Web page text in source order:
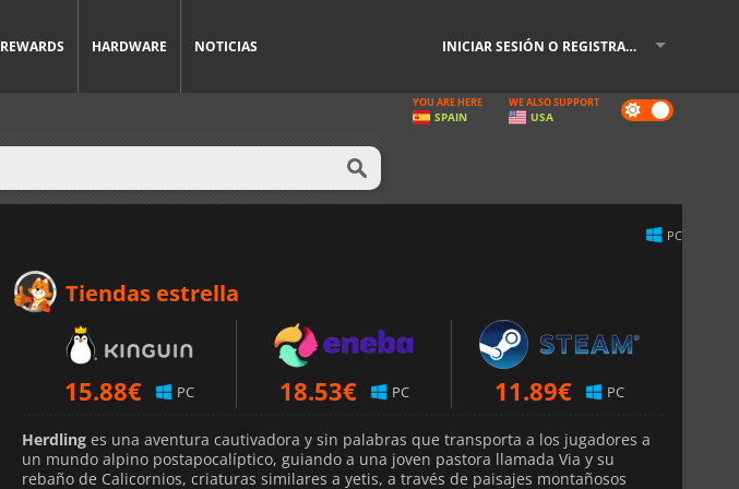
REWARDS HARDWARE NOTICIAS INICIAR SESIÓN O REGISTRARSE
Dark
mode
YOU ARE HERE
SPAIN
WE ALSO SUPPORT
USA
PC
Tiendas estrella
15.88€ PC 18.53€ PC 11.89€ PC
Herdling es una aventura cautivadora y sin palabras que transporta a los jugadores a
un mundo alpino postapocalíptico, guiando a una joven pastora llamada Via y su
rebaño de Calicornios, criaturas similares a yetis, a través de paisajes montañosos